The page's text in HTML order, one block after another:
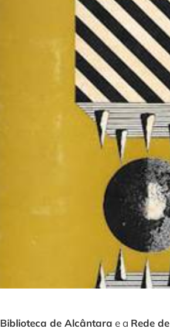
Biblioteca de Alcântara e a Rede de